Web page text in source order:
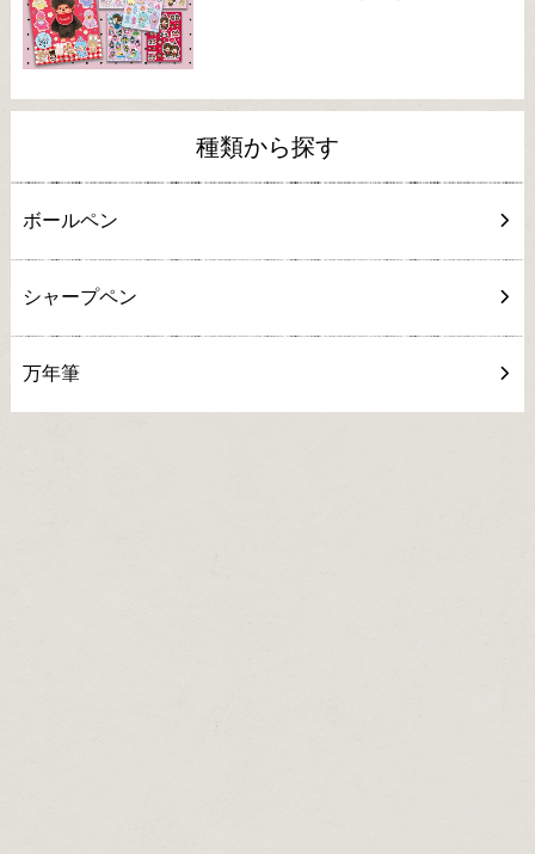
種類から探す
ボールペン
シャープペン
万年筆